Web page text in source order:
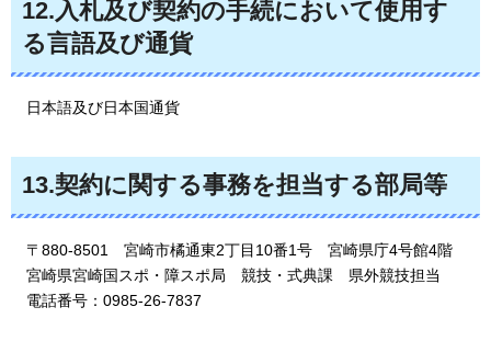
12.入札及び契約の手続において使用す
る言語及び通貨
日本語及び日本国通貨
13.契約に関する事務を担当する部局等
〒 880-8501 宮崎市橘通東2丁目10番1号 宮崎県庁4号館4階
宮崎県宮崎国スポ・障スポ局 競技・式典課 県外競技担当
電話番号 ：0985-26-7837